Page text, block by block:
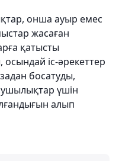
онша ауыр емес
жасаған
қатысты
осындай іс-әрекеттер
босатуды,
үшін
алып